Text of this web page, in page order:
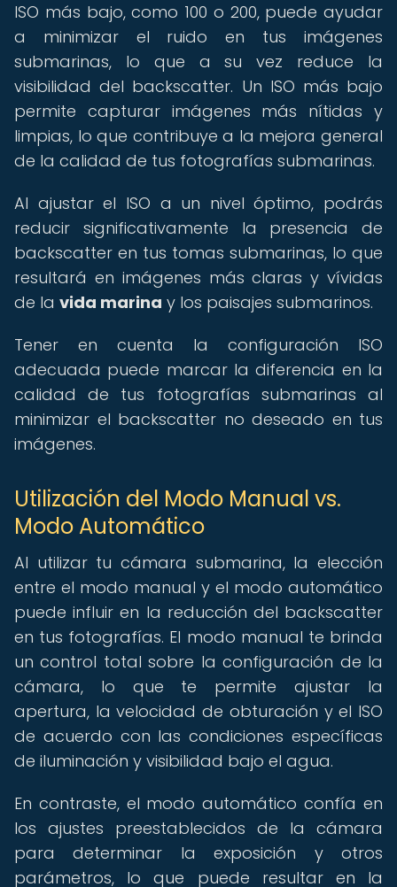
ISO más bajo, como 100 o 200, puede ayudar
a minimizar el ruido en tus imágenes
submarinas, lo que a su vez reduce la
visibilidad del backscatter. Un ISO más bajo
permite capturar imágenes más nítidas y
limpias, lo que contribuye a la mejora general
de la calidad de tus fotografías submarinas.
Al ajustar el ISO a un nivel óptimo, podrás
reducir significativamente la presencia de
backscatter en tus tomas submarinas, lo que
resultará en imágenes más claras y vívidas
de la vida marina y los paisajes submarinos.
Tener en cuenta la configuración ISO
adecuada puede marcar la diferencia en la
calidad de tus fotografías submarinas al
minimizar el backscatter no deseado en tus
imágenes.
Utilización del Modo Manual vs.
Modo Automático
Al utilizar tu cámara submarina, la elección
entre el modo manual y el modo automático
puede influir en la reducción del backscatter
en tus fotografías. El modo manual te brinda
un control total sobre la configuración de la
cámara, lo que te permite ajustar la
apertura, la velocidad de obturación y el ISO
de acuerdo con las condiciones específicas
de iluminación y visibilidad bajo el agua.
En contraste, el modo automático confía en
los ajustes preestablecidos de la cámara
para determinar la exposición y otros
parámetros, lo que puede resultar en la